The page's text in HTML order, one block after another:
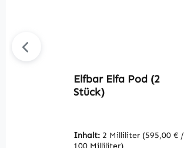
Elfbar Elfa Pod (2
Stück)
Inhalt: 2 Milliliter (595,00 € /